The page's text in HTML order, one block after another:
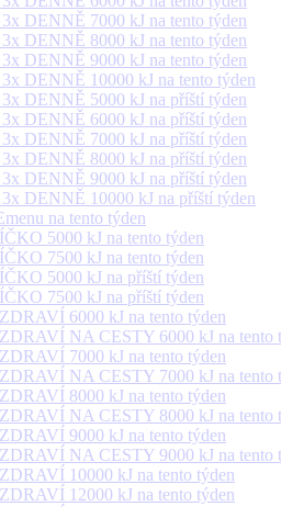
DENNĚ 7000 kJ na tento týden
DENNĚ 8000 kJ na tento týden
DENNĚ 9000 kJ na tento týden
DENNĚ 10000 kJ na tento týden
DENNĚ 5000 kJ na příští týden
DENNĚ 6000 kJ na příští týden
DENNĚ 7000 kJ na příští týden
DENNĚ 8000 kJ na příští týden
DENNĚ 9000 kJ na příští týden
DENNĚ 10000 kJ na příští týden
na tento týden
5000 kJ na tento týden
7500 kJ na tento týden
5000 kJ na příští týden
7500 kJ na příští týden
6000 kJ na tento týden
NA CESTY 6000 kJ na tento
7000 kJ na tento týden
NA CESTY 7000 kJ na tento
8000 kJ na tento týden
NA CESTY 8000 kJ na tento
9000 kJ na tento týden
NA CESTY 9000 kJ na tento
10000 kJ na tento týden
12000 kJ na tento týden